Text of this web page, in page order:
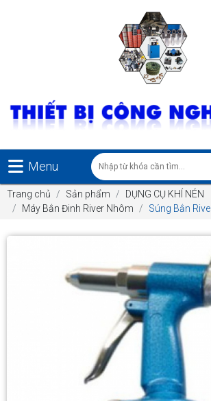
Menu
Trang chủ Sản phẩm
DỤNG CỤ KHÍ NÉN
Máy Bắn Đinh River Nhôm
Súng Bắn Rive